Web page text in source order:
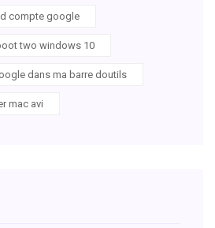
compte google
two windows 10
dans ma barre doutils
mac avi